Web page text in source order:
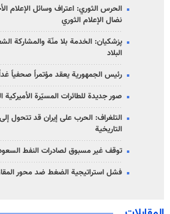
الحرس الثوري: اعتراف وسائل الإعلام
نضال الإعلام الثوري
پزشکیان: الخدمة بلا منّة والمشاركة
البلاد
رئيس الجمهورية يعقد مؤتمراً صحفياً
صور جديدة للطائرات المسيّرة
التلغراف: الحرب على إيران قد تتحول
التاريخية
توقف غير مسبوق لصادرات النفط
فشل استراتيجية الضغط ضد محور